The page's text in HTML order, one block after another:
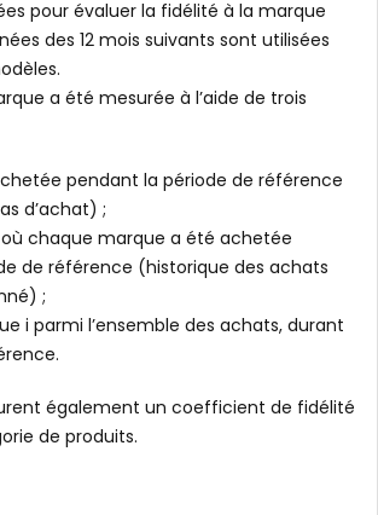
pour évaluer la fidélité à la marque
des 12 mois suivants sont utilisées
a été mesurée à l’aide de trois
pendant la période de référence
d’achat) ;
chaque marque a été achetée
de référence (historique des achats
;
i parmi l’ensemble des achats, durant
également un coefficient de fidélité
de produits.